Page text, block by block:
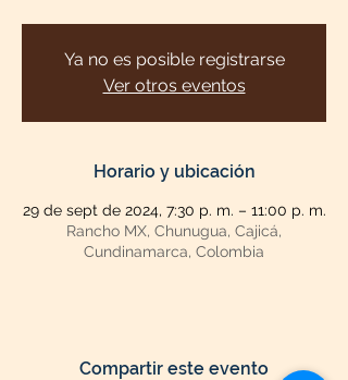
Ya no es posible registrarse
Ver otros eventos
Horario y ubicación
29 de sept de 2024, 7:30 p. m. – 11:00 p. m.
Rancho MX, Chunugua, Cajicá,
Cundinamarca, Colombia
Compartir este evento